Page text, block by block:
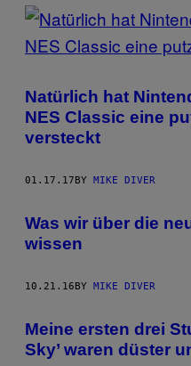
POSTS
BY
THIS
AUTHOR
Natürlich hat
NES Classic eine
versteckt
01.17.17BY MIKE DIVER
Was wir über die
wissen
10.21.16BY MIKE DIVER
Meine ersten drei
Sky’ waren düster